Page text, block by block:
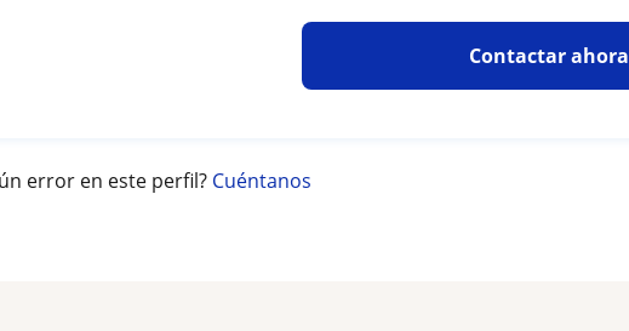
Contactar ahora
error en este perfil? Cuéntanos